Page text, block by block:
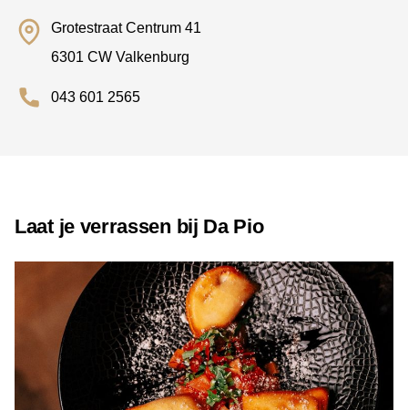
Reserveer je tafel
aanbevolen. Dit kan eenvoudig telefonisch of via de
Je kunt bij Da Pio ook genieten met je Diner Cadeaubon.
Het restaurant accepteert deze cadeaubon, wat het een
feestelijke en flexibele manier maakt om iemand te
verrassen of zelf een culinaire avond te beleven.
Contactgegevens
Adres: Grotestraat Centrum 41, 6301 CW Valkenburg
Grotestraat Centrum 41
6301 CW Valkenburg
043 601 2565
Laat je verrassen bij Da Pio